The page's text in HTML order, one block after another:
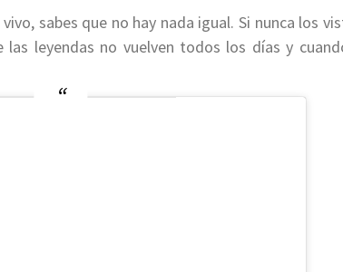
sabes que no hay nada igual. Si nunca los
las leyendas no vuelven todos los días y